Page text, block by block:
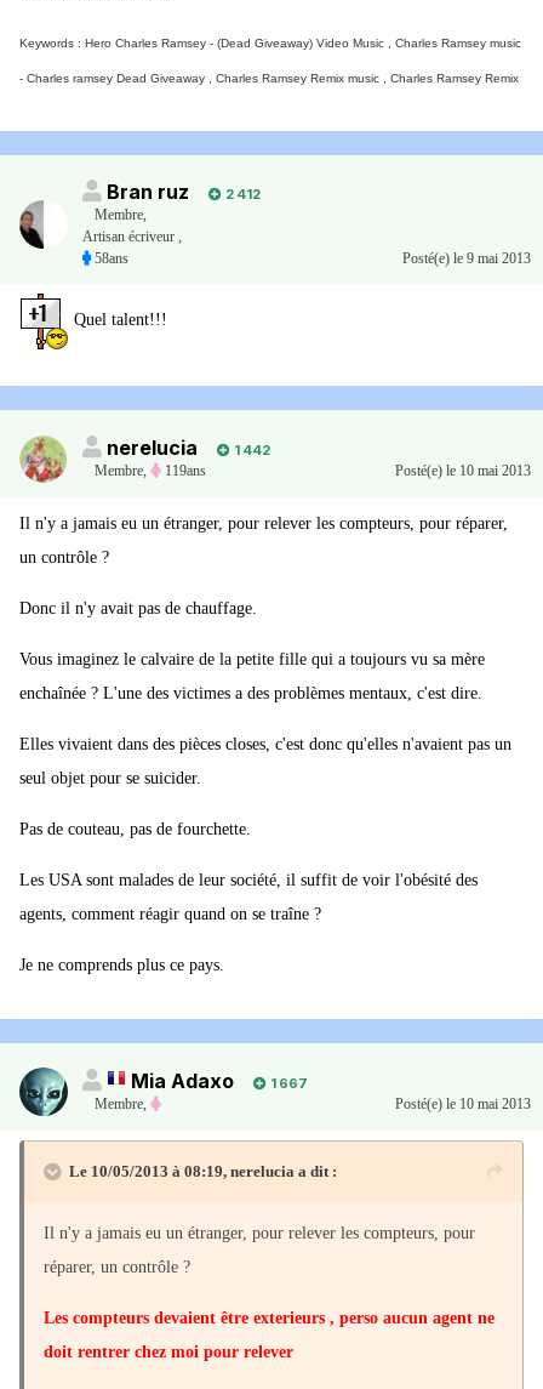
Keywords : Hero Charles Ramsey - (Dead Giveaway) Video Music , Charles Ramsey music
- Charles ramsey Dead Giveaway , Charles Ramsey Remix music , Charles Ramsey Remix
Bran ruz
2 412
Membre,
Artisan écriveur ,
58ans
Posté(e) le 9 mai 2013
Quel talent!!!
nerelucia
1 442
Membre, 119ans Posté(e) le 10 mai 2013
Il n'y a jamais eu un étranger, pour relever les compteurs, pour réparer,
un contrôle ?
Donc il n'y avait pas de chauffage.
Vous imaginez le calvaire de la petite fille qui a toujours vu sa mère
enchaînée ? L'une des victimes a des problèmes mentaux, c'est dire.
Elles vivaient dans des pièces closes, c'est donc qu'elles n'avaient pas un
seul objet pour se suicider.
Pas de couteau, pas de fourchette.
Les USA sont malades de leur société, il suffit de voir l'obésité des
agents, comment réagir quand on se traîne ?
Je ne comprends plus ce pays.
Mia Adaxo
1 667
Membre, Posté(e) le 10 mai 2013
Le 10/05/2013 à 08:19, nerelucia a dit :
Il n'y a jamais eu un étranger, pour relever les compteurs, pour
réparer, un contrôle ?
Les compteurs devaient être exterieurs , perso aucun agent ne
doit rentrer chez moi pour relever